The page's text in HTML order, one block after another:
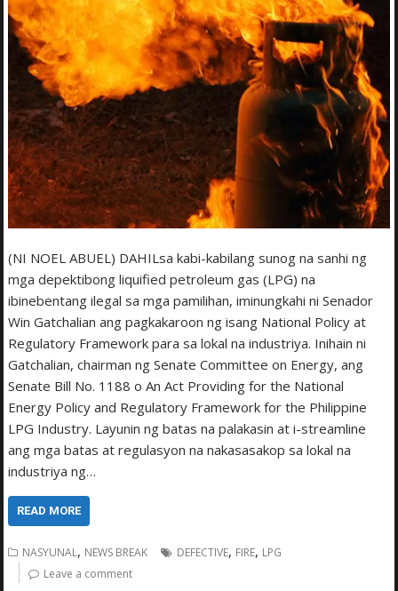
(NI NOEL ABUEL) DAHILsa kabi-kabilang sunog na sanhi ng
mga depektibong liquified petroleum gas (LPG) na
ibinebentang ilegal sa mga pamilihan, iminungkahi ni Senador
Win Gatchalian ang pagkakaroon ng isang National Policy at
Regulatory Framework para sa lokal na industriya. Inihain ni
Gatchalian, chairman ng Senate Committee on Energy, ang
Senate Bill No. 1188 o An Act Providing for the National
Energy Policy and Regulatory Framework for the Philippine
LPG Industry. Layunin ng batas na palakasin at i-streamline
ang mga batas at regulasyon na nakasasakop sa lokal na
industriya ng…
READ MORE
NASYUNAL, NEWS BREAK DEFECTIVE, FIRE, LPG
Leave a comment